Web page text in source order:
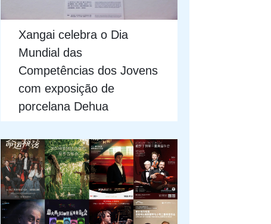
Xangai celebra o Dia
Mundial das
Competências dos Jovens
com exposição de
porcelana Dehua